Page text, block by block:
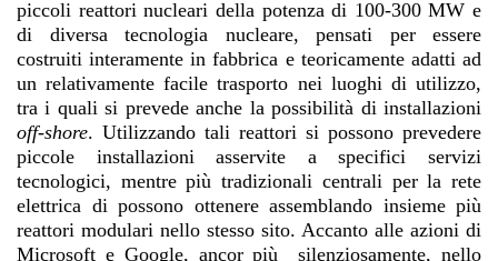
piccoli reattori nucleari della potenza di 100-300 MW e
di diversa tecnologia nucleare, pensati per essere
costruiti interamente in fabbrica e teoricamente adatti ad
un relativamente facile trasporto nei luoghi di utilizzo,
tra i quali si prevede anche la possibilità di installazioni
off-shore. Utilizzando tali reattori si possono prevedere
piccole installazioni asservite a specifici servizi
tecnologici, mentre più tradizionali centrali per la rete
elettrica di possono ottenere assemblando insieme più
reattori modulari nello stesso sito. Accanto alle azioni di
Microsoft e Google, ancor più silenziosamente, nello